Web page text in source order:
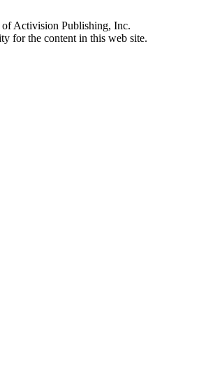
Activision Publishing, Inc.
for the content in this web site.